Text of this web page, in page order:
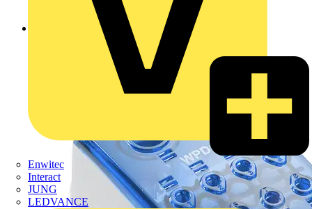
Enwitec
Interact
JUNG
LEDVANCE
Zurück zu Produkte